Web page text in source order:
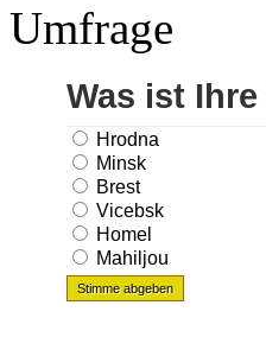
Umfrage
Was ist
Hrodna
Minsk
Brest
Vicebsk
Homel
Mahiljou